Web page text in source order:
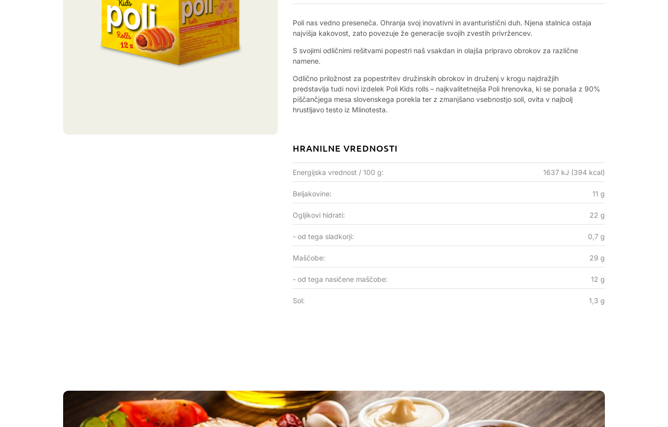
Poli nas vedno preseneča. Ohranja svoj inovativni in avanturistični duh. Njena stalnica ostaja
najvišja kakovost, zato povezuje že generacije svojih zvestih privržencev.
S svojimi odličnimi rešitvami popestri naš vsakdan in olajša pripravo obrokov za različne
namene.
Odlično priložnost za popestritev družinskih obrokov in druženj v krogu najdražjih
predstavlja tudi novi izdelek Poli Kids rolls – najkvalitetnejša Poli hrenovka, ki se ponaša z 90%
piščančjega mesa slovenskega porekla ter z zmanjšano vsebnostjo soli, ovita v najbolj
hrustljavo testo iz Mlinotesta.
HRANILNE VREDNOSTI
Energijska vrednost / 100 g: 1637 kJ (394 kcal)
Beljakovine: 11 g
Ogljikovi hidrati: 22 g
- od tega sladkorji: 0,7 g
Maščobe: 29 g
- od tega nasičene maščobe: 12 g
Sol: 1,3 g